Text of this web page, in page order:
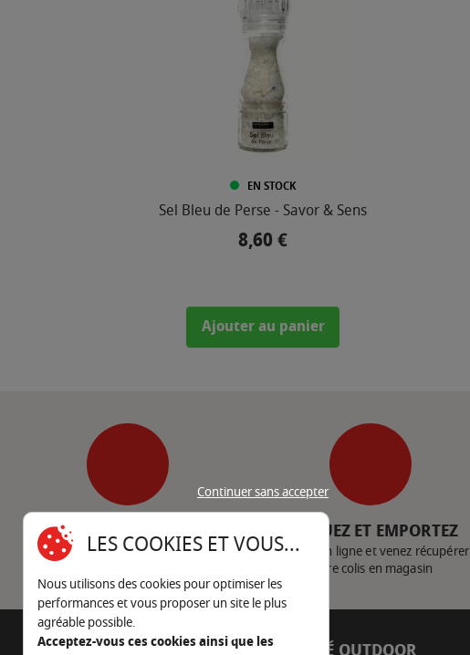
EN STOCK
Sel Bleu de Perse - Savor & Sens
Prix
8,60 €
Ajouter au panier
SERVICE CLIENT
Nous contacter
CLIQUEZ ET EMPORTEZ
Achetez en ligne et venez récupérer
votre colis en magasin
Continuer sans accepter
LES COOKIES ET VOUS...
Nous utilisons des cookies pour optimiser les
performances et vous proposer un site le plus
agréable possible.
Acceptez-vous ces cookies ainsi que les